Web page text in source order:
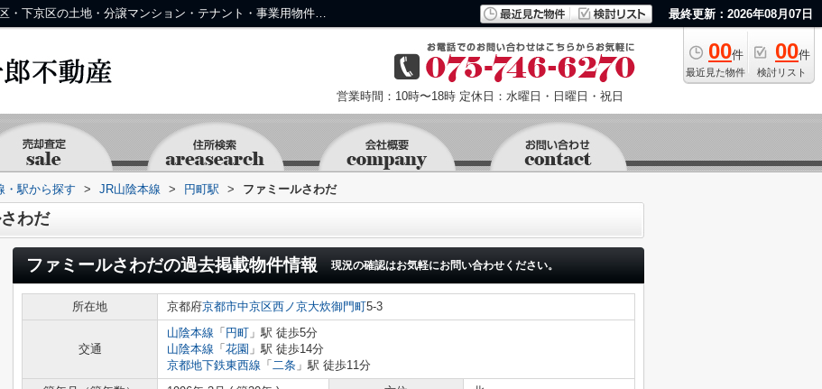
ファミールさわだの過去掲載物件｜中京区・下京区の土地・分譲マンション・テナント・事業用物件なら株式会社 京 藤十郎不動産 最終更新：2026年08月07日
00件
最近見た物件
00件
検討リスト
営業時間：10時〜18時 定休日：水曜日・日曜日・祝日
・駅から探す > JR山陰本線 > 円町駅 > ファミールさわだ
わだ
ファミールさわだの過去掲載物件情報 現況の確認はお気軽にお問い合わせください。
所在地 京都府京都市中京区西ノ京大炊御門町5-3
交通
山陰本線 「 円町 」駅 徒歩5分
山陰本線 「 花園 」駅 徒歩14分
京都地下鉄東西線 「 二条 」駅 徒歩11分